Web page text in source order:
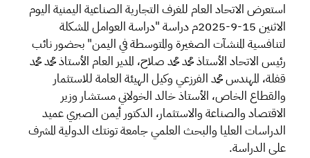
استعرض الاتحاد العام للغرف التجارية الصناعية اليمنية اليوم
الاثنين 15-9-2025م دراسة "دراسة العوامل المشكلة
لتنافسية المنشآت الصغيرة والمتوسطة في اليمن" بحضور نائب
رئيس الاتحاد الأستاذ محمد محمد صلاح، المدير العام الأستاذ محمد محمد
قفلة، المهندس محمد الفرزعي وكيل الهيئة العامة للاستثمار
والقطاع الخاص، الأستاذ خالد الخولاني مستشار وزير
الاقتصاد والصناعة والاستثمار، الدكتور أيمن الصبري عميد
الدراسات العليا والبحث العلمي جامعة تونتك الدولية المشرف
على الدراسة.